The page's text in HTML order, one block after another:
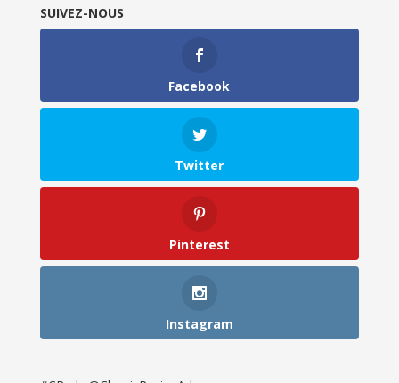
SUIVEZ-NOUS
Facebook
Twitter
Pinterest
Instagram